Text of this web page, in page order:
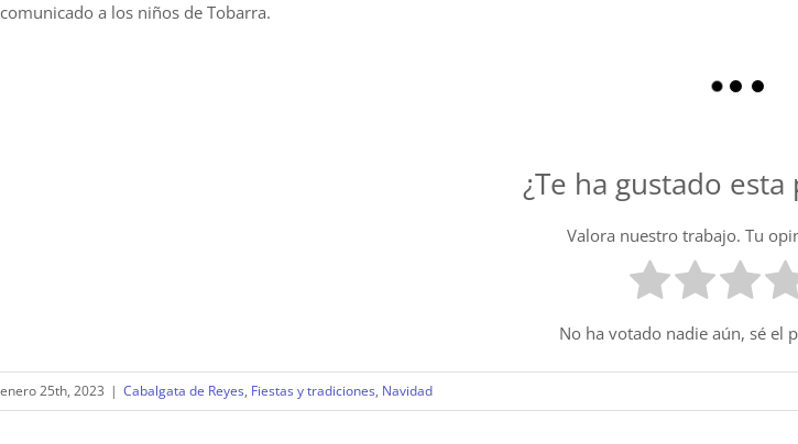
comunicado a los niños de Tobarra.
¿Te ha gustado
Valora nuestro trabajo. Tu
No ha votado nadie aún, sé el
enero 25th, 2023 | Cabalgata de Reyes, Fiestas y tradiciones, Navidad